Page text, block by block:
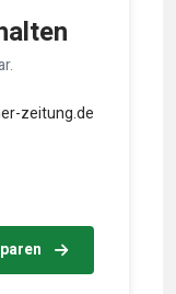
zeitung.de